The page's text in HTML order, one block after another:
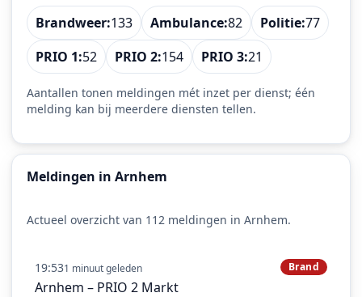
Brandweer:133 Ambulance:82 Politie:77
PRIO 1:52 PRIO 2:154 PRIO 3:21
Aantallen tonen meldingen mét inzet per dienst; één
melding kan bij meerdere diensten tellen.
Meldingen in Arnhem
Actueel overzicht van 112 meldingen in Arnhem.
19:531 minuut geleden Brand
Arnhem – PRIO 2 Markt